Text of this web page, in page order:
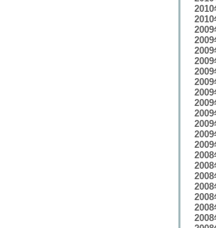
2010
2010
2009
2009
2009
2009
2009
2009
2009
2009
2009
2009
2009
2009
2008
2008
2008
2008
2008
2008
2008